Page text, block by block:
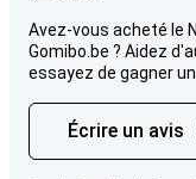
Avez-vous acheté le
Gomibo.be ? Aidez
essayez de gagner
Écrire un avis